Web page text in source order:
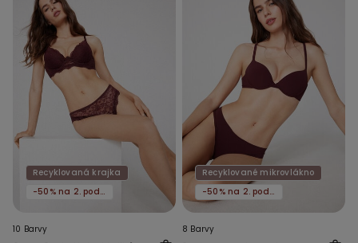
Recyklovaná krajka
-50% na 2. podprsenku
10 Barvy
Recyklované mikrovlákno
-50% na 2. podprsenku
8 Barvy